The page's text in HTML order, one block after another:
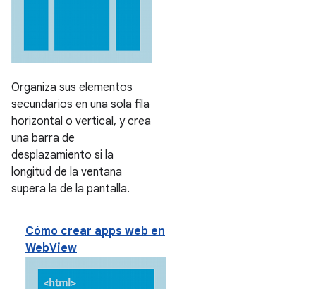
Organiza sus elementos
secundarios en una sola fila
horizontal o vertical, y crea
una barra de
desplazamiento si la
longitud de la ventana
supera la de la pantalla.
Cómo crear apps web en
WebView